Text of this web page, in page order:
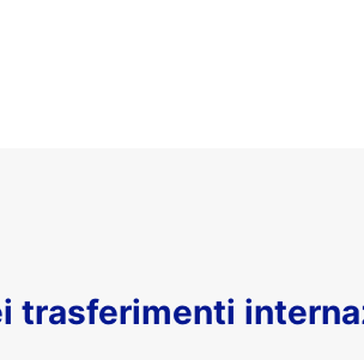
trasferimenti